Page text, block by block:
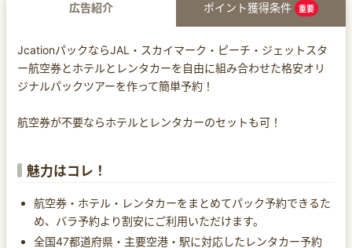
広告紹介 ポイント獲得条件 重要
JcationパックならJAL・スカイマーク・ピーチ・ジェットスタ
ー航空券とホテルとレンタカーを自由に組み合わせた格安オリ
ジナルパックツアーを作って簡単予約！
航空券が不要ならホテルとレンタカーのセットも可！
魅力はコレ！
航空券・ホテル・レンタカーをまとめてパック予約できるた
め、バラ予約より割安にご利用いただけます。
全国47都道府県・主要空港・駅に対応したレンタカー予約